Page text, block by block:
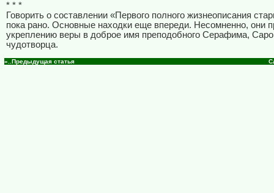
* * *
Говорить о составлении «Первого полного жизнеописания
пока рано. Основные находки еще впереди. Несомненно, они
укреплению веры в доброе имя преподобного Серафима,
чудотворца.
«..Предыдущая статья